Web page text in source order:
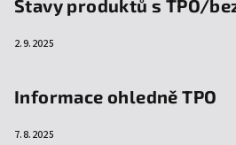
Stavy produktů s TPO/
2.9.2025
Informace ohledně TPO
7.8.2025